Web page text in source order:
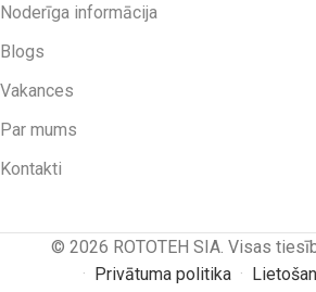
Noderīga informācija
Blogs
Vakances
Par mums
Kontakti
© 2026 ROTOTEH SIA. Visas
· Privātuma politika ·